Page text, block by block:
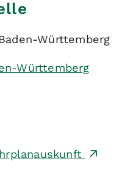
Württemberg
Württemberg